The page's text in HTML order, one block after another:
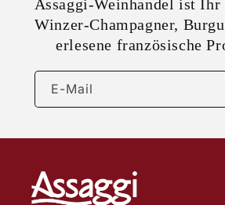
Assaggi-Weinhandel ist
Winzer-Champagner,
erlesene französische
E-Mail